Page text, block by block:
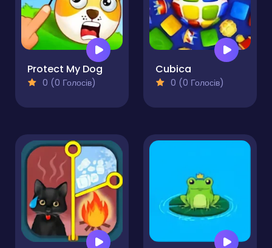
Protect My Dog
0 (0 Голосів)
Cubica
0 (0 Голосів)